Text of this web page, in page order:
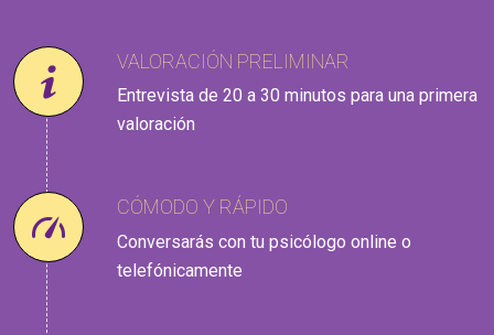
VALORACIÓN PRELIMINAR
Entrevista de 20 a 30 minutos para una primera
valoración
CÓMODO Y RÁPIDO
Conversarás con tu psicólogo online o
telefónicamente